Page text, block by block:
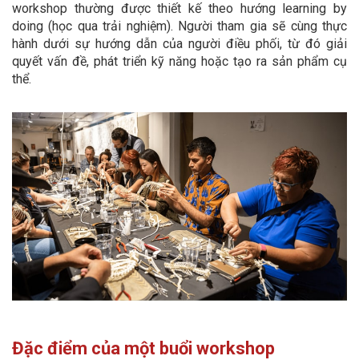
workshop thường được thiết kế theo hướng learning by
doing (học qua trải nghiệm). Người tham gia sẽ cùng thực
hành dưới sự hướng dẫn của người điều phối, từ đó giải
quyết vấn đề, phát triển kỹ năng hoặc tạo ra sản phẩm cụ
thể.
Đặc điểm của một buổi workshop